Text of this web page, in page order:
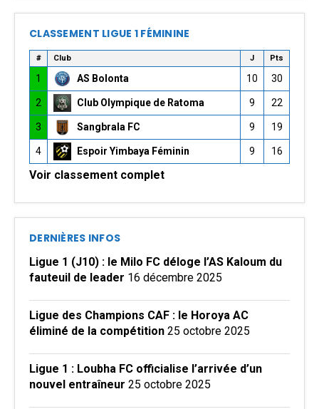
CLASSEMENT LIGUE 1 FÉMININE
# Club J Pts
1 AS Bolonta 10 30
2 Club Olympique de Ratoma 9 22
3 Sangbrala FC 9 19
4 Espoir Yimbaya Féminin 9 16
Voir classement complet
DERNIÈRES INFOS
Ligue 1 (J10) : le Milo FC déloge l’AS Kaloum du
fauteuil de leader 16 décembre 2025
Ligue des Champions CAF : le Horoya AC
éliminé de la compétition 25 octobre 2025
Ligue 1 : Loubha FC officialise l’arrivée d’un
nouvel entraîneur 25 octobre 2025